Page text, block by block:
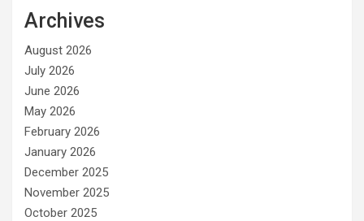
Archives
August 2026
July 2026
June 2026
May 2026
February 2026
January 2026
December 2025
November 2025
October 2025